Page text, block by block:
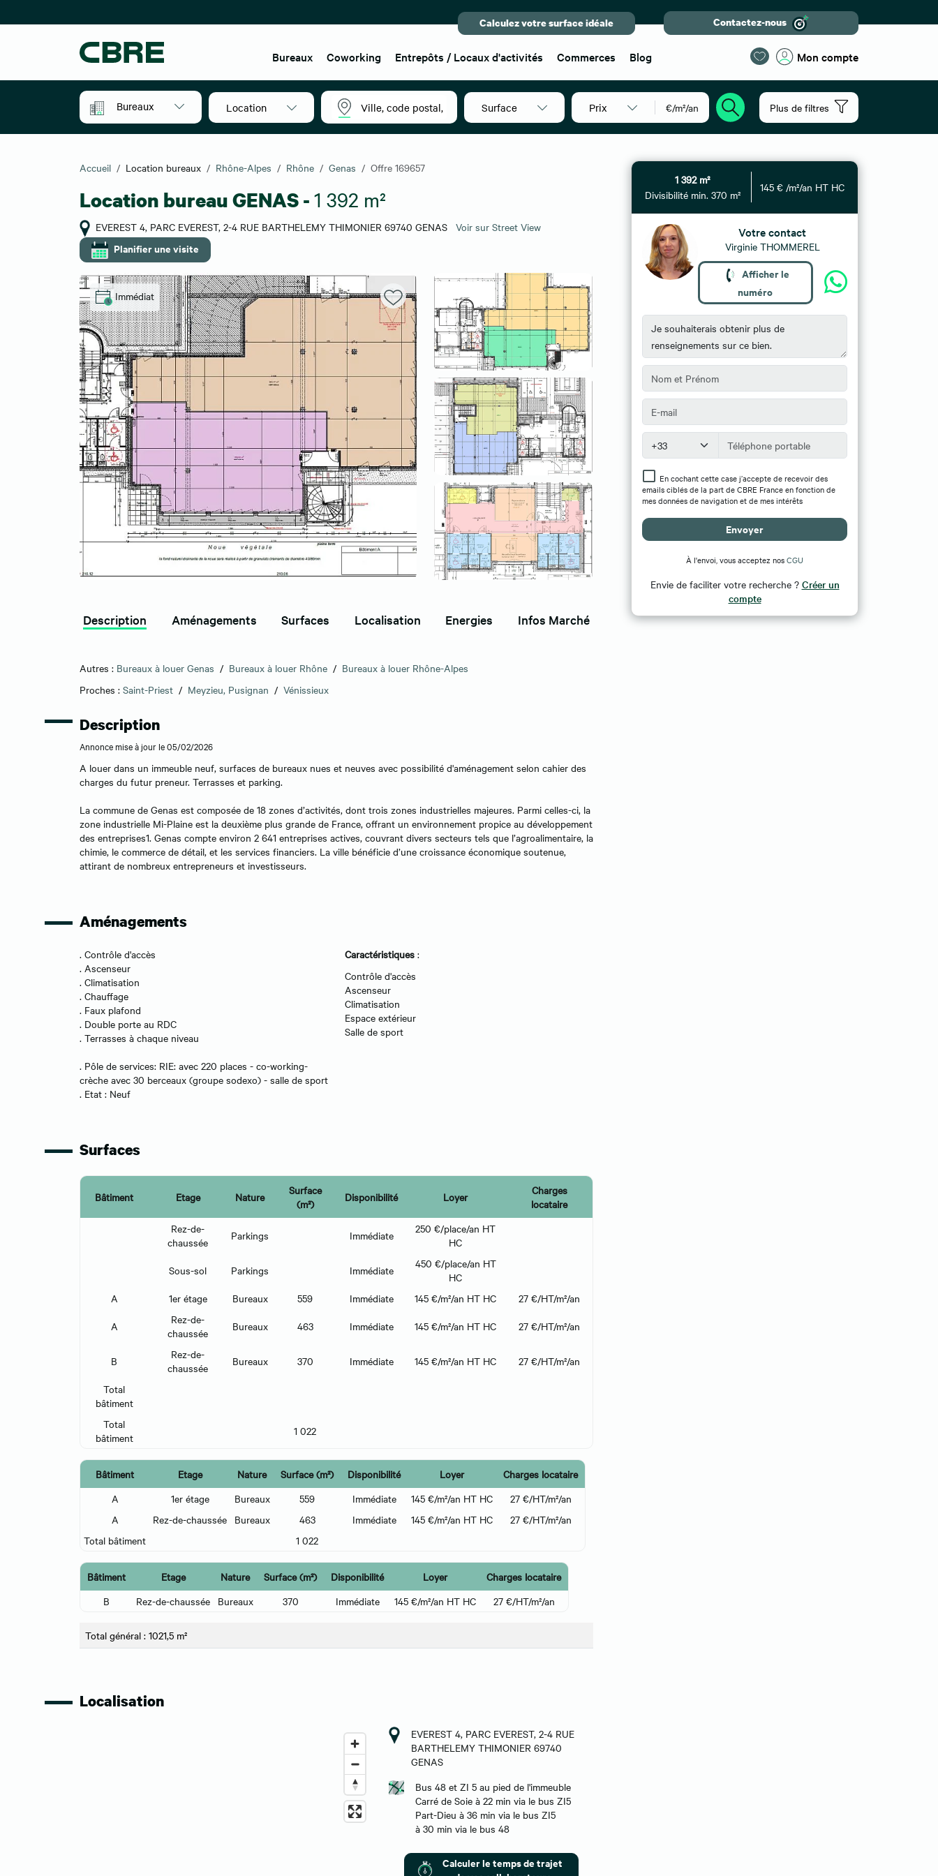
Calculez votre surface idéale Contactez-nous
Bureaux Coworking Entrepôts / Locaux d'activités Commerces Blog Mon compte
Bureaux Location Surface Prix €/m²/an Plus de filtres
Accueil Location bureaux Rhône-Alpes Rhône Genas Offre 169657
Location bureau GENAS -1 392 m²
EVEREST 4, PARC EVEREST, 2-4 RUE BARTHELEMY THIMONIER 69740 GENAS Voir sur Street View
Planifier une visite
Immédiat
Description Aménagements Surfaces Localisation Energies Infos Marché
Autres : Bureaux à louer Genas / Bureaux à louer Rhône / Bureaux à louer Rhône-Alpes
Proches : Saint-Priest / Meyzieu, Pusignan / Vénissieux
Description
Annonce mise à jour le 05/02/2026
A louer dans un immeuble neuf, surfaces de bureaux nues et neuves avec possibilité d'aménagement selon cahier des
charges du futur preneur. Terrasses et parking.
La commune de Genas est composée de 18 zones d’activités, dont trois zones industrielles majeures. Parmi celles-ci, la
zone industrielle Mi-Plaine est la deuxième plus grande de France, offrant un environnement propice au développement
des entreprises1. Genas compte environ 2 641 entreprises actives, couvrant divers secteurs tels que l’agroalimentaire, la
chimie, le commerce de détail, et les services financiers. La ville bénéficie d’une croissance économique soutenue,
attirant de nombreux entrepreneurs et investisseurs.
Aménagements
. Contrôle d'accès
. Ascenseur
. Climatisation
. Chauffage
. Faux plafond
. Double porte au RDC
. Terrasses à chaque niveau
. Pôle de services: RIE: avec 220 places - co-working-
crèche avec 30 berceaux (groupe sodexo) - salle de sport
. Etat : Neuf
Caractéristiques :
Contrôle d'accès
Ascenseur
Climatisation
Espace extérieur
Salle de sport
Surfaces
Bâtiment Etage Nature
Surface
(m²)
Disponibilité Loyer
Charges
locataire
Rez-de-
chaussée
Parkings Immédiate
250 €/place/an HT
HC
Sous-sol
Parkings Immédiate
450 €/place/an HT
HC
A
1er étage Bureaux 559 Immédiate 145 €/m²/an HT HC
27 €/HT/m²/an
A
Rez-de-
chaussée
Bureaux 463 Immédiate 145 €/m²/an HT HC 27 €/HT/m²/an
B
Rez-de-
chaussée
Bureaux 370 Immédiate 145 €/m²/an HT HC
27 €/HT/m²/an
Total
bâtiment
Total
bâtiment
1 022
Bâtiment Etage Nature Surface (m²) Disponibilité Loyer
Charges locataire
A
1er étage Bureaux 559 Immédiate 145 €/m²/an HT HC
27 €/HT/m²/an
A
Rez-de-chaussée Bureaux 463 Immédiate 145 €/m²/an HT HC
27 €/HT/m²/an
Total bâtiment
1 022
Bâtiment Etage Nature Surface (m²) Disponibilité Loyer
Charges locataire
B
Rez-de-chaussée Bureaux 370 Immédiate 145 €/m²/an HT HC 27 €/HT/m²/an
Total général : 1021,5 m²
Localisation
EVEREST 4, PARC EVEREST, 2-4 RUE
BARTHELEMY THIMONIER 69740
GENAS
Bus 48 et ZI 5 au pied de l'immeuble
Carré de Soie à 22 min via le bus ZI5
Part-Dieu à 36 min via le bus ZI5
à 30 min via le bus 48
Calculer le temps de trajet
1 392 m²
Divisibilité min. 370 m²
145 € /m²/an HT HC
Votre contact
Virginie THOMMEREL
Afficher le
numéro
En cochant cette case j’accepte de recevoir des
emails ciblés de la part de CBRE France en fonction de
mes données de navigation et de mes intérêts
Envoyer
À l'envoi, vous acceptez nosCGU
Envie de faciliter votre recherche ? Créer un
compte